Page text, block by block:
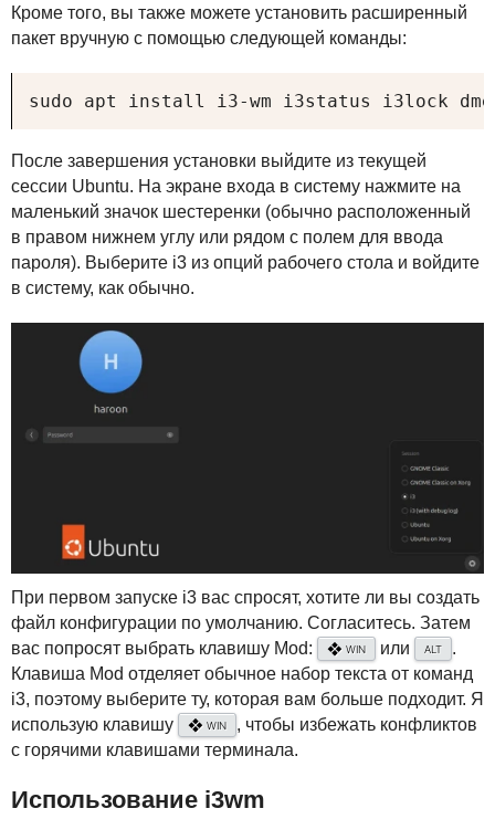
Кроме того, вы также можете установить расширенный
пакет вручную с помощью следующей команды:
sudo apt install i3-wm i3status i3lock
После завершения установки выйдите из текущей
сессии Ubuntu. На экране входа в систему нажмите на
маленький значок шестеренки (обычно расположенный
в правом нижнем углу или рядом с полем для ввода
пароля). Выберите i3 из опций рабочего стола и войдите
в систему, как обычно.
При первом запуске i3 вас спросят, хотите ли вы создать
файл конфигурации по умолчанию. Согласитесь. Затем
вас попросят выбрать клавишу Mod:
❖ WIN или ALT
.
Клавиша Mod отделяет обычное набор текста от команд
i3, поэтому выберите ту, которая вам больше подходит. Я
использую клавишу
❖ WIN
, чтобы избежать конфликтов
с горячими клавишами терминала.
Использование i3wm